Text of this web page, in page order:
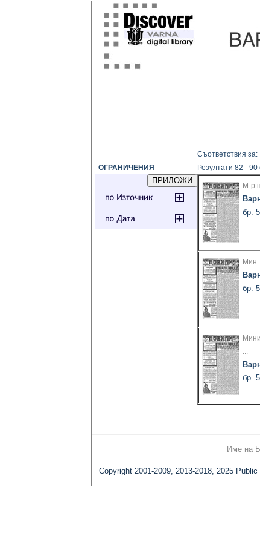
ОГРАНИЧЕНИЯ
Съответствия за:
Резултати 82 - 90
М-р
бр.
Мин.
бр.
...
бр.
Име на
Copyright 2001-2009, 2013-2018, 2025 Public